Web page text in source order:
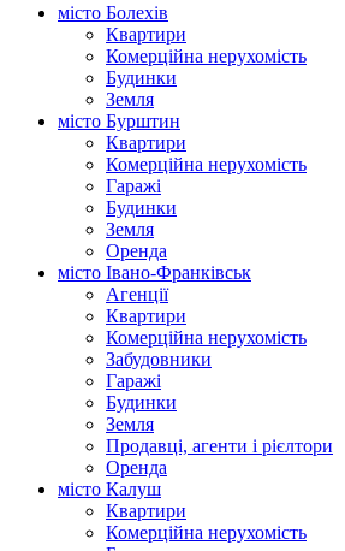
місто Болехів
Квартири
Комерційна нерухомість
Будинки
Земля
місто Бурштин
Квартири
Комерційна нерухомість
Гаражі
Будинки
Земля
Оренда
місто Івано-Франківськ
Агенції
Квартири
Комерційна нерухомість
Забудовники
Гаражі
Будинки
Земля
Продавці, агенти і рієлтори
Оренда
місто Калуш
Квартири
Комерційна нерухомість